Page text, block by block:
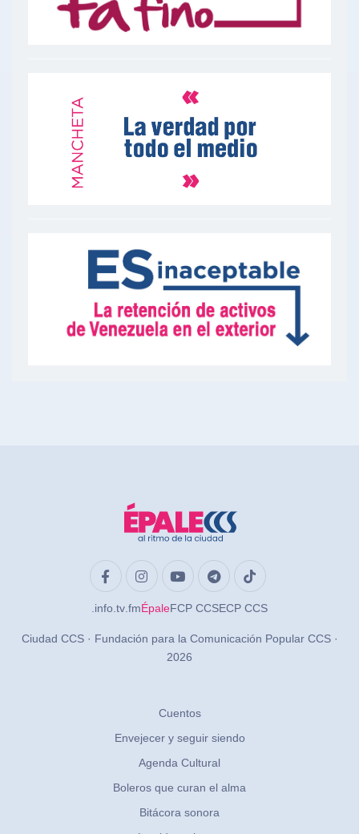
.info.tv.fmÉpaleFCP CCSECP CCS
Ciudad CCS · Fundación para la Comunicación Popular CCS ·
2026
Cuentos
Envejecer y seguir siendo
Agenda Cultural
Boleros que curan el alma
Bitácora sonora